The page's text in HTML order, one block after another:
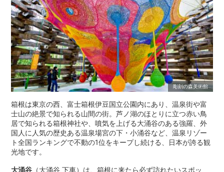
彫刻の森美術館
箱根は東京の西、富士箱根伊豆国立公園内にあり、温泉街や富
士山の絶景で知られる山間の街。芦ノ湖のほとりに立つ赤い鳥
居で知られる箱根神社や、噴気を上げる大涌谷のある強羅、外
国人に人気の歴史ある温泉場宮の下・小涌谷など、温泉リゾー
ト全国ランキングで不動の1位をキープし続ける、日本が誇る観
光地です。
大涌谷（大涌谷 下車）は、箱根に来たら必ず訪れたいスポッ